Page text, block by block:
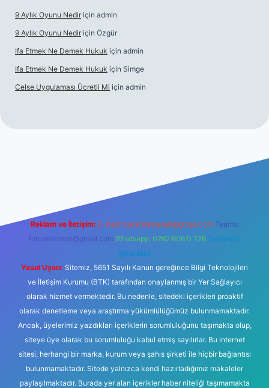
9 Aylık Oyunu Nedir için admin
9 Aylık Oyunu Nedir için Özgür
Ifa Etmek Ne Demek Hukuk için admin
Ifa Etmek Ne Demek Hukuk için Simge
Celse Uygulaması Ücretli Mi için admin
Reklam ve İletişim: E-mail: backlinkpaneli@gmail.com Teams:
forumhizmeti@gmail.com Whatsapp: 0262 606 0 726 Telegram:
@karabul
Yasal Uyarı: Sitemiz, 5651 Sayılı Kanun gereğince Bilgi Teknolojileri
ve İletişim Kurumu (BTK) tarafından onaylanmış bir Yer Sağlayıcı
olarak hizmet vermektedir. Bu nedenle, sitedeki içerikleri proaktif
olarak denetleme veya araştırma yükümlülüğümüz bulunmamaktadır.
Ancak, üyelerimiz yazdıkları içeriklerin sorumluluğunu taşımakta olup,
siteye üye olarak bu sorumluluğu kabul etmiş sayılırlar. Bu internet
sitesi, herhangi bir marka, kurum veya şahıs şirketi ile hiçbir bağlantısı
bulunmamaktadır. Sitede yalnızca kendi hazırladığımız makaleler
paylaşılmaktadır. Burada yer alan içerikler haber niteliği taşımamakta